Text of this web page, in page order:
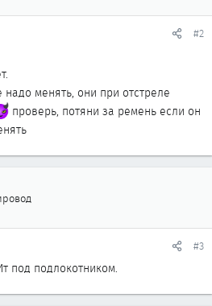
#2
менять, они при отстреле
проверь, потяни за ремень если он
#3
под подлокотником.